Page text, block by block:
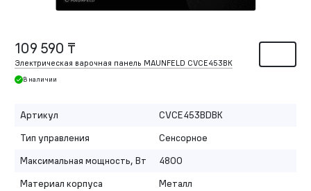
109 590 ₸
Электрическая варочная панель MAUNFELD CVCE453BK
В наличии
Артикул
CVCE453BDBK
Тип управления
Сенсорное
Максимальная мощность, Вт
4800
Материал корпуса
Металл